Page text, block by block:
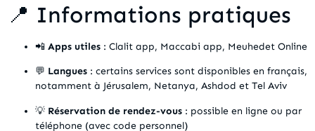
📍 Informations pratiques
📲 Apps utiles : Clalit app, Maccabi app, Meuhedet Online
💬 Langues : certains services sont disponibles en français,
notamment à Jérusalem, Netanya, Ashdod et Tel Aviv
💡 Réservation de rendez-vous : possible en ligne ou par
téléphone (avec code personnel)